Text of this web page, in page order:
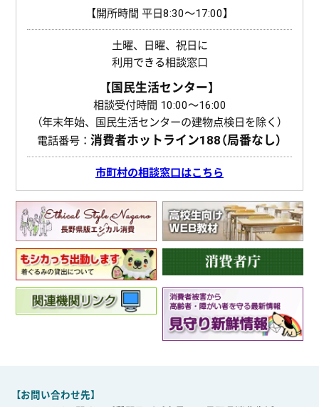
【開所時間 平日8:30〜17:00】
土曜、日曜、祝日に
利用できる相談窓口
【国民生活センター】
相談受付時間 10:00〜16:00
（年末年始、国民生活センターの建物点検日を除く）
電話番号： 消費者ホットライン188（局番なし）
市町村の相談窓口はこちら
【お問い合わせ先】